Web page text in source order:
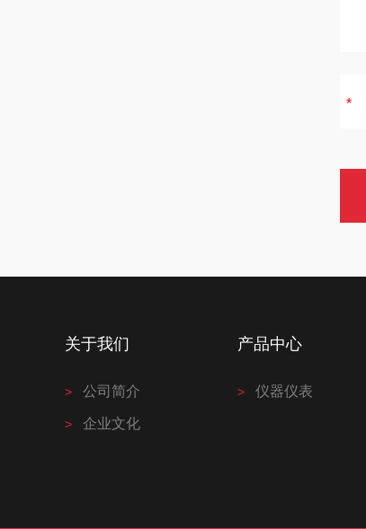
关于我们
公司简介
企业文化
产品中心
仪器仪表